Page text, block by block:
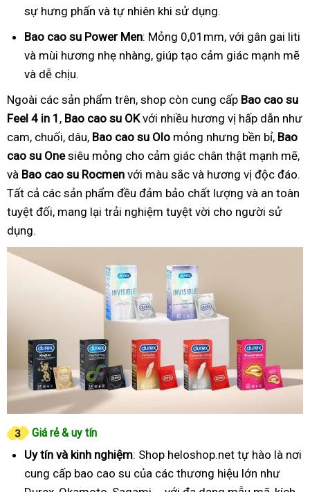
sự hưng phấn và tự nhiên khi sử dụng.
Bao cao su Power Men: Mỏng 0,01mm, với gân gai liti
và mùi hương nhẹ nhàng, giúp tạo cảm giác mạnh mẽ
và dễ chịu.
Ngoài các sản phẩm trên, shop còn cung cấp Bao cao su
Feel 4 in 1 , Bao cao su OKvới nhiều hương vị hấp dẫn như
cam, chuối, dâu, Bao cao su Olo mỏng nhưng bền bỉ, Bao
cao su Onesiêu mỏng cho cảm giác chân thật mạnh mẽ,
và Bao cao su Rocmen với màu sắc và hương vị độc đáo.
Tất cả các sản phẩm đều đảm bảo chất lượng và an toàn
tuyệt đối, mang lại trải nghiệm tuyệt vời cho người sử
dụng.
Giá rẻ & uy tín
Uy tín và kinh nghiệm: Shop heloshop.net tự hào là nơi
cung cấp bao cao su của các thương hiệu lớn như